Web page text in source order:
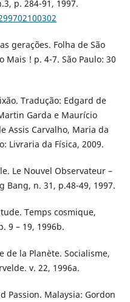
p. 284-91, 1997.
gerações. Folha de São
Mais ! p. 4-7. São Paulo: 30
Tradução: Edgard de
Garda e Maurício
Assis Carvalho, Maria da
Livraria da Física, 2009.
Le Nouvel Observateur –
Bang, n. 31, p.48-49, 1997.
Temps cosmique,
9 – 19, 1996b.
de la Planète. Socialisme,
v. 22, 1996a.
Passion. Malaysia: Gordon